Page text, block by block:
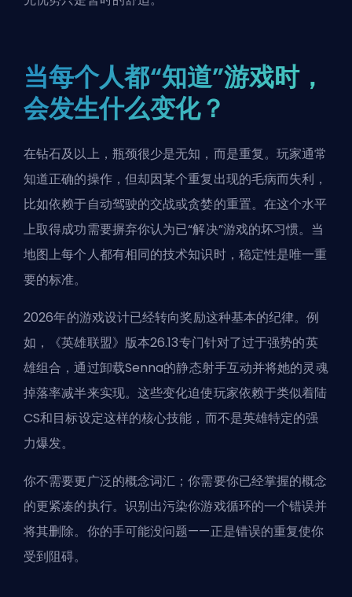
当每个人都“知道”游戏时，
会发生什么变化？
在钻石及以上，瓶颈很少是无知，而是重复。玩家通常
知道正确的操作，但却因某个重复出现的毛病而失利，
比如依赖于自动驾驶的交战或贪婪的重置。在这个水平
上取得成功需要摒弃你认为已“解决”游戏的坏习惯。当
地图上每个人都有相同的技术知识时，稳定性是唯一重
要的标准。
2026年的游戏设计已经转向奖励这种基本的纪律。例
如，《英雄联盟》版本26.13专门针对了过于强势的英
雄组合，通过卸载Senna的静态射手互动并将她的灵魂
掉落率减半来实现。这些变化迫使玩家依赖于类似着陆
CS和目标设定这样的核心技能，而不是英雄特定的强
力爆发。
你不需要更广泛的概念词汇；你需要你已经掌握的概念
的更紧凑的执行。识别出污染你游戏循环的一个错误并
将其删除。你的手可能没问题——正是错误的重复使你
受到阻碍。